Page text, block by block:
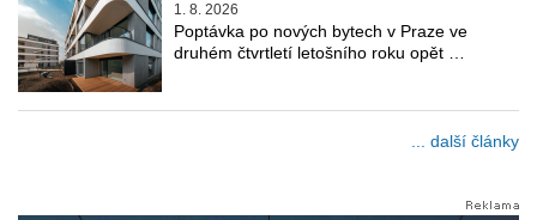
1. 8. 2026
Poptávka po nových bytech v Praze ve
druhém čtvrtletí letošního roku opět …
... další články